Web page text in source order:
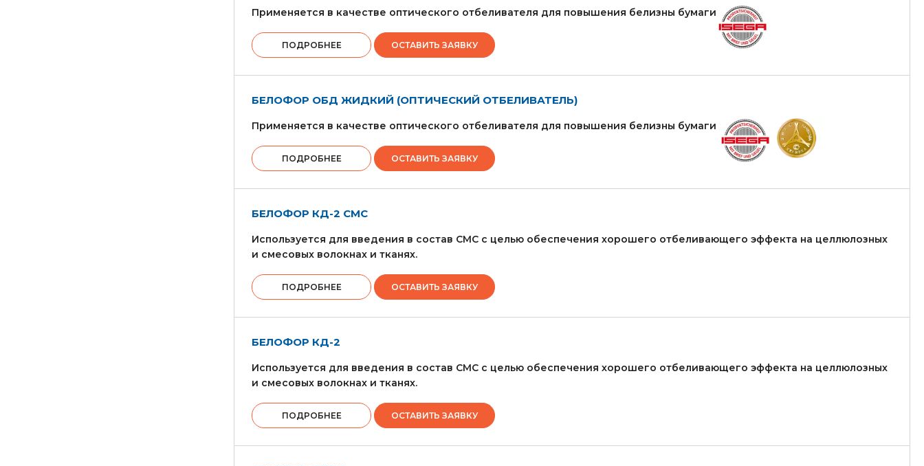
Применяется в качестве оптического отбеливателя для повышения белизны бумаги
ПОДРОБНЕЕ ОСТАВИТЬ ЗАЯВКУ
БЕЛОФОР ОБД ЖИДКИЙ (ОПТИЧЕСКИЙ ОТБЕЛИВАТЕЛЬ)
Применяется в качестве оптического отбеливателя для повышения белизны бумаги
ПОДРОБНЕЕ ОСТАВИТЬ ЗАЯВКУ
БЕЛОФОР КД-2 СМС
Используется для введения в состав СМС с целью обеспечения хорошего отбеливающего эффекта на целлюлозных
и смесовых волокнах и тканях.
ПОДРОБНЕЕ ОСТАВИТЬ ЗАЯВКУ
БЕЛОФОР КД-2
Используется для введения в состав СМС с целью обеспечения хорошего отбеливающего эффекта на целлюлозных
и смесовых волокнах и тканях.
ПОДРОБНЕЕ ОСТАВИТЬ ЗАЯВКУ